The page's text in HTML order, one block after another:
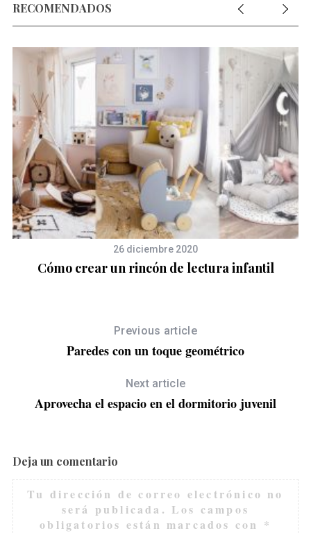
RECOMENDADOS
26 diciembre 2020
Cómo crear un rincón de lectura infantil
Previous article
Paredes con un toque geométrico
Next article
Aprovecha el espacio en el dormitorio juvenil
Deja un comentario
Tu dirección de correo electrónico no
será publicada. Los campos
obligatorios están marcados con *
S
a